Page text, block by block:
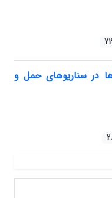
در سناریوهای حمل و